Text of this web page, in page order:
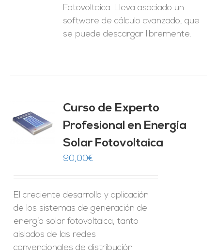
Fotovoltaica. Lleva asociado un
software de cálculo avanzado, que
se puede descargar libremente.
Curso de Experto
Profesional en Energía
Solar Fotovoltaica
90,00€
El creciente desarrollo y aplicación
de los sistemas de generación de
energía solar fotovoltaica, tanto
aislados de las redes
convencionales de distribución